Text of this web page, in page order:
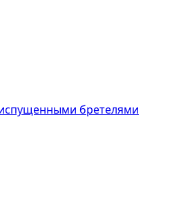
бретелями